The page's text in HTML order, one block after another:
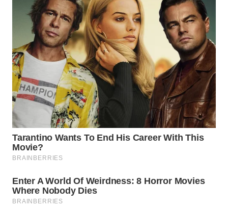
KARAWANG
WN
BEKASI
BOGOR
WN
TAPANULI
WN
SAMOSIR